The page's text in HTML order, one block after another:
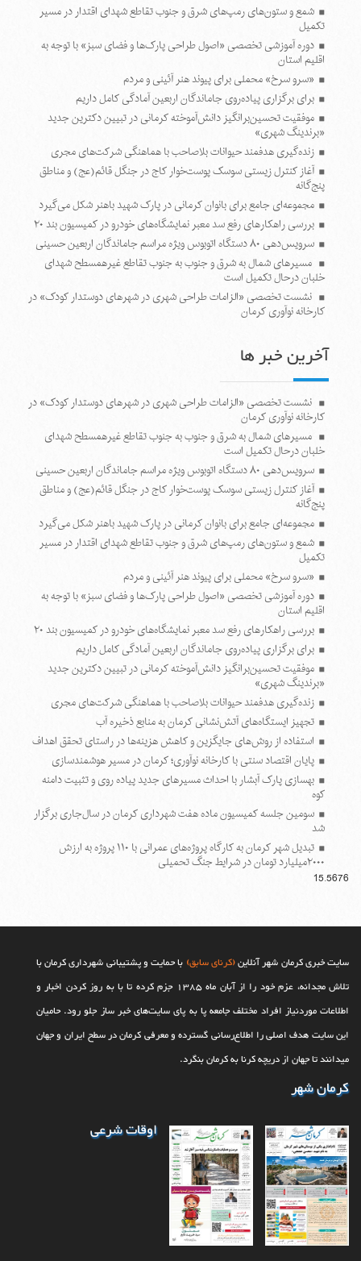
شمع و ستون‌های رمپ‌های شرق و جنوب تقاطع شهدای اقتدار در مسیر
تکمیل
دوره آموزشی تخصصی «اصول طراحی پارک‌ها و فضای سبز» با توجه به
اقلیم استان
«سرو سرخ» محملی برای پیوند هنر آئینی و مردم
برای برگزاری پیاده‌روی جاماندگان اربعین آمادگی کامل داریم
موفقیت تحسین‌برانگیز دانش‌آموخته کرمانی در تبیین دکترین جدید
«برندینگ شهری»
زنده‌گیری هدفمند حیوانات بلاصاحب با هماهنگی شرکت‌های مجری
آغاز کنترل زیستی سوسک پوست‌خوار کاج در جنگل قائم(عج) و مناطق
پنج‌گانه
مجموعه‌ای جامع برای بانوان کرمانی در پارک شهید باهنر شکل می‌گیرد
بررسی راهکارهای رفع سد معبر نمایشگاه‌های خودرو در کمیسیون بند ۲۰
سرویس‌دهی ۸۰ دستگاه اتوبوس ویژه مراسم جاماندگان اربعین حسینی
مسیرهای شمال به شرق و جنوب به جنوب تقاطع غیرهمسطح شهدای
خلبان درحال تکمیل است
نشست تخصصی «الزامات طراحی شهری در شهرهای دوستدار کودک» در
کارخانه نوآوری کرمان
آخرین خبر ها
نشست تخصصی «الزامات طراحی شهری در شهرهای دوستدار کودک» در
کارخانه نوآوری کرمان
مسیرهای شمال به شرق و جنوب به جنوب تقاطع غیرهمسطح شهدای
خلبان درحال تکمیل است
سرویس‌دهی ۸۰ دستگاه اتوبوس ویژه مراسم جاماندگان اربعین حسینی
آغاز کنترل زیستی سوسک پوست‌خوار کاج در جنگل قائم(عج) و مناطق
پنج‌گانه
مجموعه‌ای جامع برای بانوان کرمانی در پارک شهید باهنر شکل می‌گیرد
شمع و ستون‌های رمپ‌های شرق و جنوب تقاطع شهدای اقتدار در مسیر
تکمیل
«سرو سرخ» محملی برای پیوند هنر آئینی و مردم
دوره آموزشی تخصصی «اصول طراحی پارک‌ها و فضای سبز» با توجه به
اقلیم استان
بررسی راهکارهای رفع سد معبر نمایشگاه‌های خودرو در کمیسیون بند ۲۰
برای برگزاری پیاده‌روی جاماندگان اربعین آمادگی کامل داریم
موفقیت تحسین‌برانگیز دانش‌آموخته کرمانی در تبیین دکترین جدید
«برندینگ شهری»
زنده‌گیری هدفمند حیوانات بلاصاحب با هماهنگی شرکت‌های مجری
تجهیز ایستگاه‌های آتش‌نشانی کرمان به منابع ذخیره آب
استفاده از روش‌های جایگزین و کاهش هزینه‌ها در راستای تحقق اهداف
پایان اقتصاد سنتی با کارخانه نوآوری؛ کرمان در مسیر هوشمندسازی
بهسازی پارک آبشار با احداث مسیرهای جدید پیاده روی و تثبیت دامنه
کوه
سومین جلسه کمیسیون ماده هفت شهرداری کرمان در سال‌جاری برگزار
شد
تبدیل شهر کرمان به کارگاه پروژه‌های عمرانی با ۱۱۰ پروژه به ارزش
۲۰۰۰میلیارد تومان در شرایط جنگ تحمیلی
15.5676
سایت خبری کرمان شهر آنلاین(کرنای سابق) با حمایت و پشتیبانی شهرداری کرمان با
تلاش مجدانه، عزم خود را از آبان ماه 1385 جزم کرده تا با به روز کردن اخبار و
اطلاعات موردنیاز افراد مختلف جامعه پا به پای سایت‌های خبر ساز جلو رود. حامیان
این سایت هدف اصلی را اطلاع‌رسانی گسترده و معرفی کرمان در سطح ایران و جهان
می‎‏دانند تا جهان از دریچه کرنا به کرمان بنگرد.
کرمان شهر
اوقات شرعی